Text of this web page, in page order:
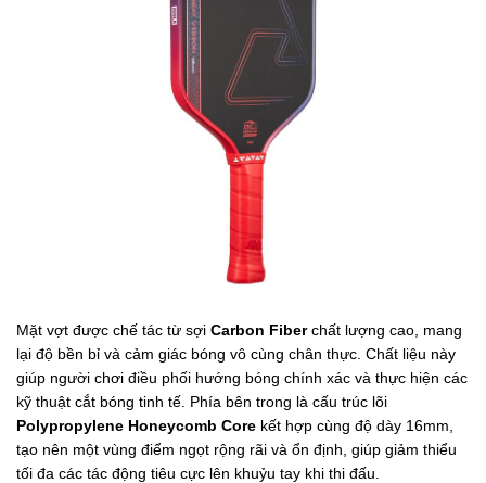
Mặt vợt được chế tác từ sợi Carbon Fiberchất lượng cao, mang
lại độ bền bỉ và cảm giác bóng vô cùng chân thực. Chất liệu này
giúp người chơi điều phối hướng bóng chính xác và thực hiện các
kỹ thuật cắt bóng tinh tế. Phía bên trong là cấu trúc lõi
Polypropylene Honeycomb Core kết hợp cùng độ dày 16mm,
tạo nên một vùng điểm ngọt rộng rãi và ổn định, giúp giảm thiểu
tối đa các tác động tiêu cực lên khuỷu tay khi thi đấu.